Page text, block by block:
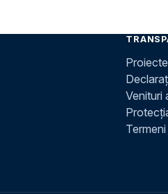
Venituri